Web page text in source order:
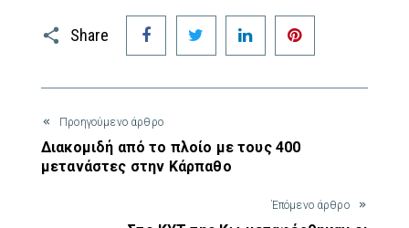
Share
Facebook Twitter LinkedIn
Προηγούμενο άρθρο
Διακομιδή από το πλοίο με τους 400
μετανάστες στην Κάρπαθο
Έπόμενο άρθρο